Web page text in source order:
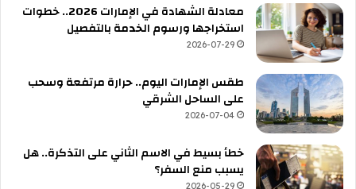
معادلة الشهادة في الإمارات 2026.. خطوات
استخراجها ورسوم الخدمة بالتفصيل
2026-07-29
طقس الإمارات اليوم.. حرارة مرتفعة وسحب
على الساحل الشرقي
2026-07-04
خطأ بسيط في الاسم الثاني على التذكرة.. هل
يسبب منع السفر؟
2026-05-29